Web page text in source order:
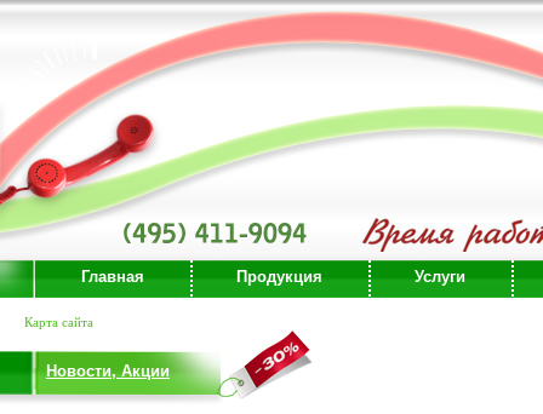
Главная Продукция Услуги
Карта сайта
Новости, Акции